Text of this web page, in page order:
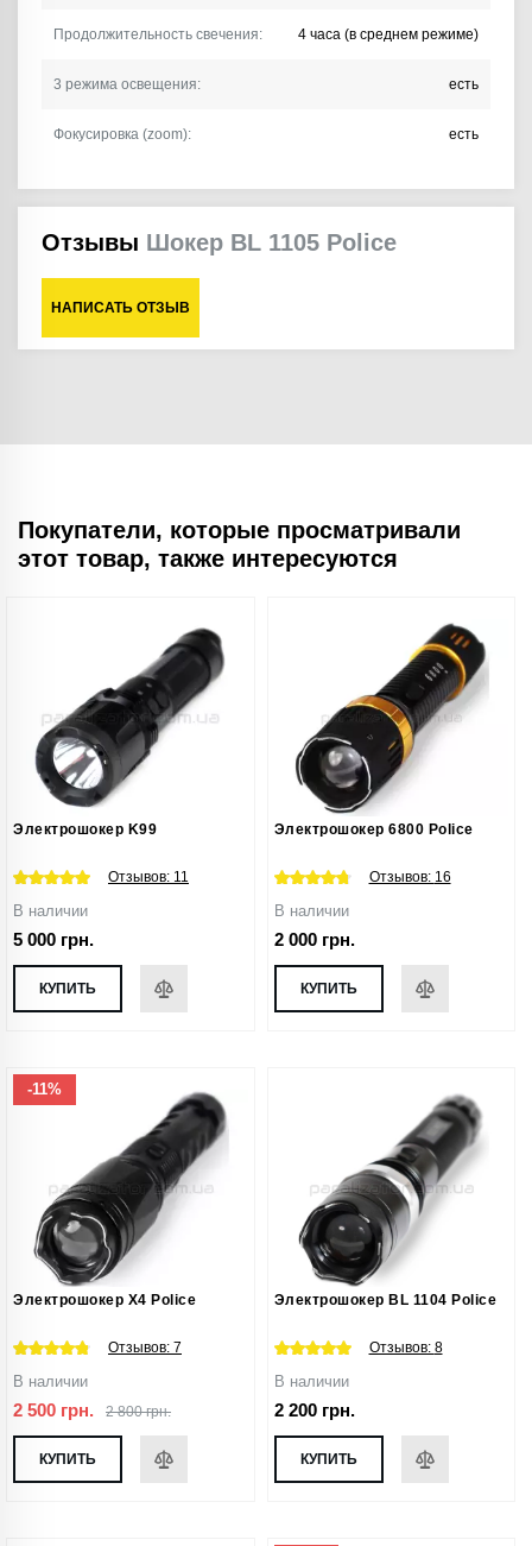
Продолжительность свечения: 4 часа (в среднем режиме)
3 режима освещения: есть
Фокусировка (zoom): есть
Отзывы Шокер BL 1105 Police
НАПИСАТЬ ОТЗЫВ
Покупатели, которые просматривали
этот товар, также интересуются
Электрошокер K99
Отзывов: 11
В наличии
5 000 грн.
КУПИТЬ
Электрошокер 6800 Police
Отзывов: 16
В наличии
2 000 грн.
КУПИТЬ
-11%
Электрошокер X4 Police
Отзывов: 7
В наличии
2 500 грн. 2 800 грн.
КУПИТЬ
Электрошокер BL 1104 Police
Отзывов: 8
В наличии
2 200 грн.
КУПИТЬ